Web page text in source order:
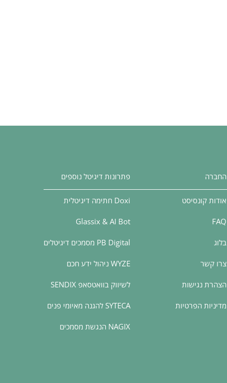
החברה
אודות קונסיסט
FAQ
בלוג
צרו קשר
הצהרת נגישות
מדיניות הפרטיות
פתרונות דיגיטל נוספים
Doxi חתימה דיגיטלית
Glassix & AI Bot
PB Digital מסמכים דיגיטלים
WYZE ניהול ידע חכם
לשיווק בוואטסאפ SENDIX
SYTECA להגנה מאיומי פנים
NAGIX הנגשת מסמכים